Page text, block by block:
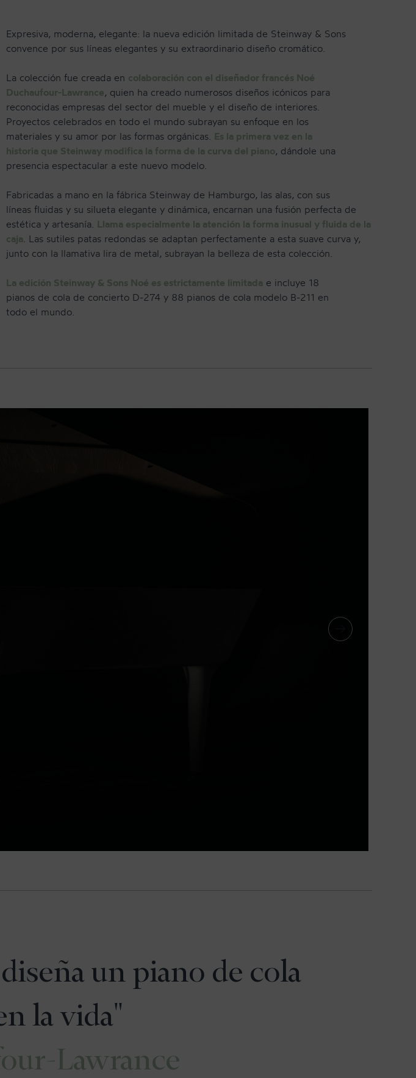
NEWSLETTER
Expresiva, moderna, elegante: la nueva edición limitada de Steinway & Sons
convence por sus líneas elegantes y su extraordinario diseño cromático.
La colección fue creada en colaboración con el diseñador francés Noé
Duchaufour-Lawrance, quien ha creado numerosos diseños icónicos para
reconocidas empresas del sector del mueble y el diseño de interiores.
Proyectos celebrados en todo el mundo subrayan su enfoque en los
materiales y su amor por las formas orgánicas. Es la primera vez en la
historia que Steinway modifica la forma de la curva del piano, dándole una
presencia espectacular a este nuevo modelo.
Fabricadas a mano en la fábrica Steinway de Hamburgo, las alas, con sus
líneas fluidas y su silueta elegante y dinámica, encarnan una fusión perfecta de
estética y artesanía. Llama especialmente la atención la forma inusual y fluida de la
caja . Las sutiles patas redondas se adaptan perfectamente a esta suave curva y,
junto con la llamativa lira de metal, subrayan la belleza de esta colección.
La edición Steinway & Sons Noé es estrictamente limitada e incluye 18
pianos de cola de concierto D-274 y 88 pianos de cola modelo B-211 en
todo el mundo.
un piano de cola
la vida"
Lawrance